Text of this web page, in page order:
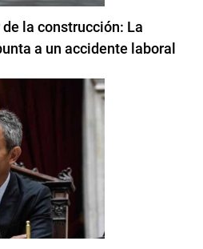
la construcción: La
a un accidente laboral